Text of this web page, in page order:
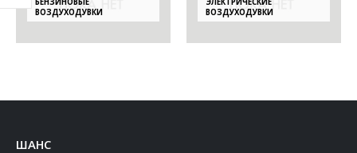
БЕНЗИНОВЫЕ
ВОЗДУХОДУВКИ
ЭЛЕКТРИЧЕСКИЕ
ВОЗДУХОДУВКИ
ШАНС